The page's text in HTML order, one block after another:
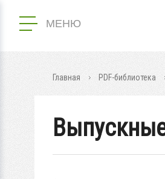
МЕНЮ
Главная PDF-библиотека